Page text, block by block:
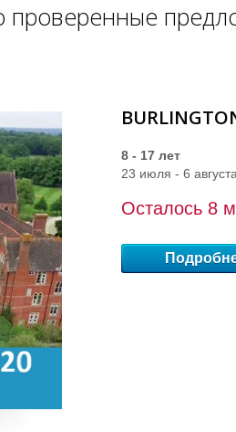
проверенные
8 - 17 лет
23 июля - 6 августа
Осталось 8